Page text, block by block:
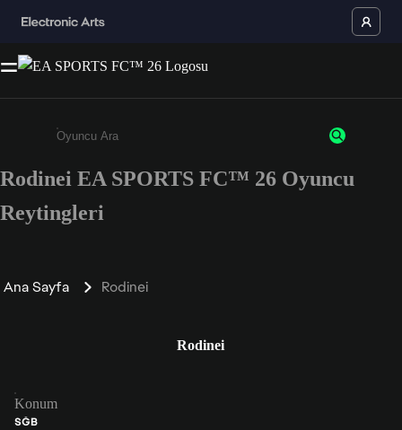
Enter a minimum of 3 characters or numbers
Rodinei EA SPORTS FC™ 26 Oyuncu
Reytingleri
Ana Sayfa Rodinei
Rodinei
Konum
SĞB